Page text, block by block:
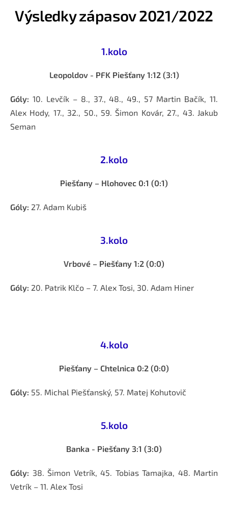
Výsledky zápasov 2021/2022
1.kolo
Leopoldov - PFK Piešťany 1:12 (3:1)
Góly: 10. Levčík – 8., 37., 48., 49., 57 Martin Bačík, 11.
Alex Hody, 17., 32., 50., 59. Šimon Kovár, 27., 43. Jakub
Seman
2.kolo
Piešťany – Hlohovec 0:1 (0:1)
Góly: 27. Adam Kubiš
3.kolo
Vrbové – Piešťany 1:2 (0:0)
Góly: 20. Patrik Klčo – 7. Alex Tosi, 30. Adam Hiner
4.kolo
Piešťany – Chtelnica 0:2 (0:0)
Góly: 55. Michal Piešťanský, 57. Matej Kohutovič
5.kolo
Banka - Piešťany 3:1 (3:0)
Góly: 38. Šimon Vetrík, 45. Tobias Tamajka, 48. Martin
Vetrík – 11. Alex Tosi